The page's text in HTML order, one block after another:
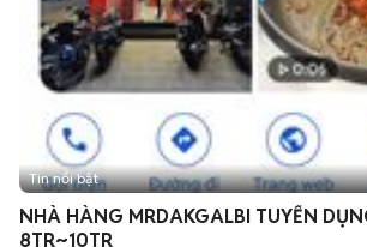
Tin nổi bật
NHÀ HÀNG MRDAKGALBI TUYỂN DỤNG NHÂN
8TR~10TR